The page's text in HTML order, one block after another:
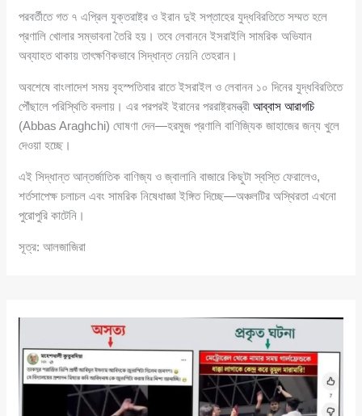
পরবর্তীতে গত ৭ এপ্রিল যুক্তরাষ্ট্র ও ইরান দুই সপ্তাহের যুদ্ধবিরতিতে সম্মত হলে
প্রণালি খোলার সম্ভাবনা তৈরি হয়। তবে লেবাননে ইসরাইলি সামরিক অভিযান
অব্যাহত থাকায় তাৎক্ষণিকভাবে সিদ্ধান্ত নেয়নি তেহরান।
অবশেষে বাংলাদেশ সময় বৃহস্পতিবার রাতে ইসরাইল ও লেবানন ১০ দিনের যুদ্ধবিরতিতে
পৌঁছালে পরিস্থিতি বদলায়। এর পরপরই ইরানের পররাষ্ট্রমন্ত্রীআব্বাস আরাগচি
(Abbas Araghchi) ঘোষণা দেন—হরমুজ প্রণালি বাণিজ্যিক জাহাজের জন্য খুলে
দেওয়া হচ্ছে।
এই সিদ্ধান্ত আন্তর্জাতিক বাণিজ্য ও জ্বালানি বাজারে কিছুটা স্বস্তি ফেরালেও,
শর্তসাপেক্ষ চলাচল এবং সামরিক নিষেধাজ্ঞা ইঙ্গিত দিচ্ছে—অঞ্চলটির অস্থিরতা এখনো
পুরোপুরি কাটেনি।
সূত্র: আলজাজিরা